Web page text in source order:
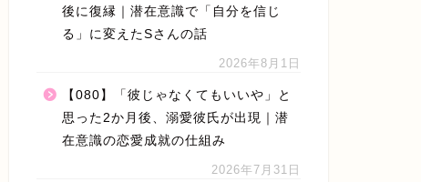
後に復縁｜潜在意識で「自分を信じ
る」に変えたSさんの話
2026年8月1日
【080】「彼じゃなくてもいいや」と
思った2か月後、溺愛彼氏が出現｜潜
在意識の恋愛成就の仕組み
2026年7月31日